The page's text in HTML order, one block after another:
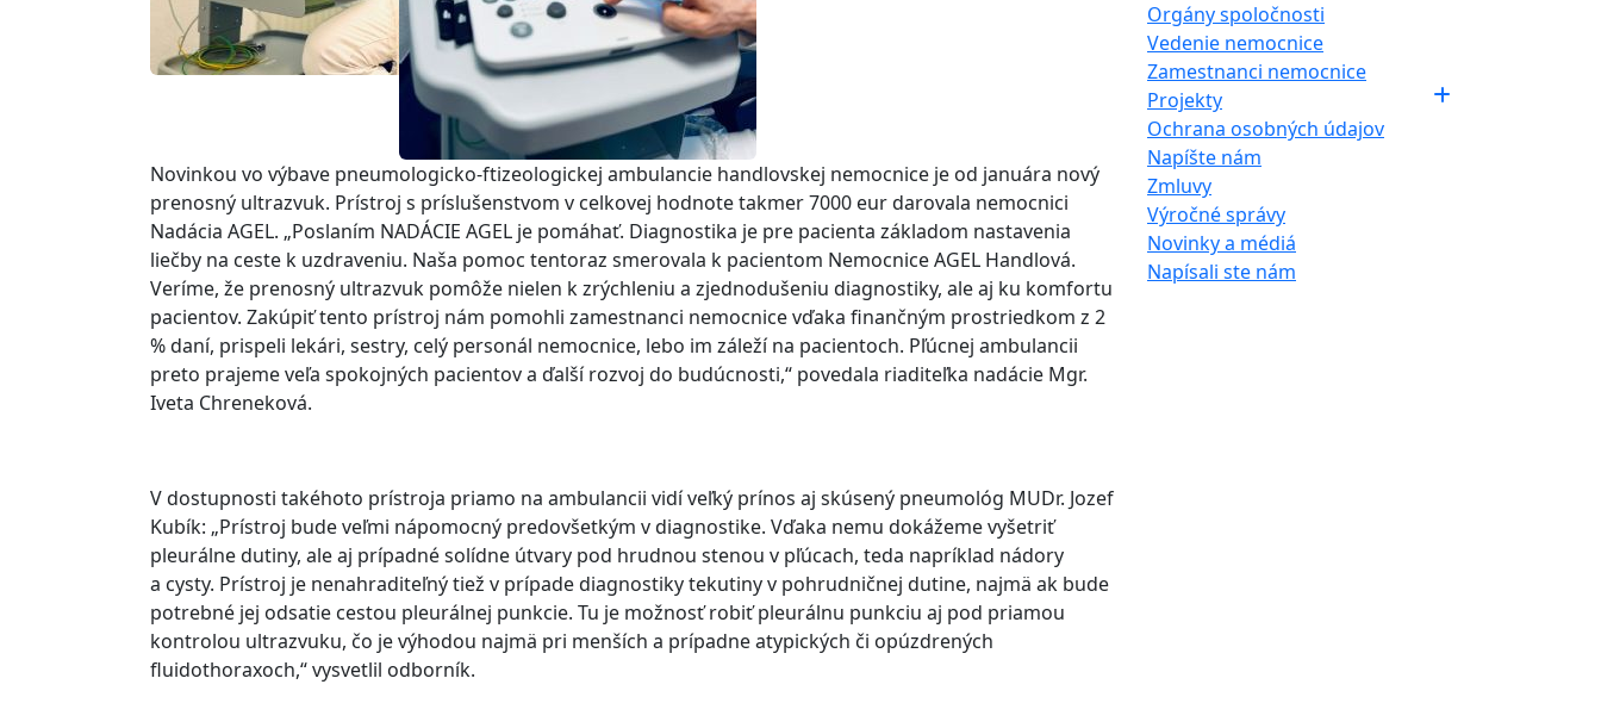
Novinkou vo výbave pneumologicko-ftizeologickej ambulancie handlovskej nemocnice je od januára nový
prenosný ultrazvuk. Prístroj s príslušenstvom v celkovej hodnote takmer 7000 eur darovala nemocnici
Nadácia AGEL. „Poslaním NADÁCIE AGEL je pomáhať. Diagnostika je pre pacienta základom nastavenia
liečby na ceste k uzdraveniu. Naša pomoc tentoraz smerovala k pacientom Nemocnice AGEL Handlová.
Veríme, že prenosný ultrazvuk pomôže nielen k zrýchleniu a zjednodušeniu diagnostiky, ale aj ku komfortu
pacientov. Zakúpiť tento prístroj nám pomohli zamestnanci nemocnice vďaka finančným prostriedkom z 2
% daní, prispeli lekári, sestry, celý personál nemocnice, lebo im záleží na pacientoch. Pľúcnej ambulancii
preto prajeme veľa spokojných pacientov a ďalší rozvoj do budúcnosti,“ povedala riaditeľka nadácie Mgr.
Iveta Chreneková.
V dostupnosti takéhoto prístroja priamo na ambulancii vidí veľký prínos aj skúsený pneumológ MUDr. Jozef
Kubík: „Prístroj bude veľmi nápomocný predovšetkým v diagnostike. Vďaka nemu dokážeme vyšetriť
pleurálne dutiny, ale aj prípadné solídne útvary pod hrudnou stenou v pľúcach, teda napríklad nádory
a cysty. Prístroj je nenahraditeľný tiež v prípade diagnostiky tekutiny v pohrudničnej dutine, najmä ak bude
potrebné jej odsatie cestou pleurálnej punkcie. Tu je možnosť robiť pleurálnu punkciu aj pod priamou
kontrolou ultrazvuku, čo je výhodou najmä pri menších a prípadne atypických či opúzdrených
fluidothoraxoch,“ vysvetlil odborník.
Orgány spoločnosti
Vedenie nemocnice
Zamestnanci nemocnice
Projekty
Ochrana osobných údajov
Napíšte nám
Zmluvy
Výročné správy
Novinky a médiá
Napísali ste nám